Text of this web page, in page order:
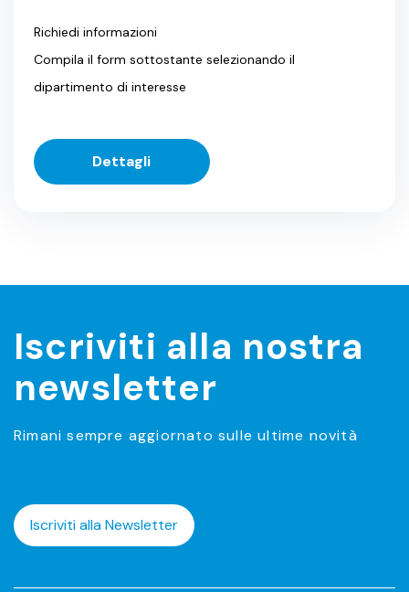
Richiedi informazioni
Compila il form sottostante selezionando il
dipartimento di interesse
Dettagli
Iscriviti alla nostra
newsletter
Rimani sempre aggiornato sulle ultime novità
Iscriviti alla Newsletter